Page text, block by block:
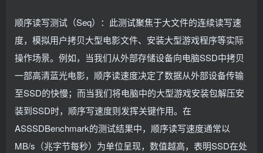
顺序读写测试（Seq）：此测试聚焦于大文件的连续读写速
度，模拟用户拷贝大型电影文件、安装大型游戏程序等实际
操作场景。例如，当我们从外部存储设备向电脑SSD中拷贝
一部高清蓝光电影，顺序读速度决定了数据从外部设备传输
至SSD的快慢；而当我们将电脑中的大型游戏安装包解压安
装到SSD时，顺序写速度则发挥关键作用。在
ASSSDBenchmark的测试结果中，顺序读写速度通常以
MB/s（兆字节每秒）为单位呈现，数值越高，表明SSD在处